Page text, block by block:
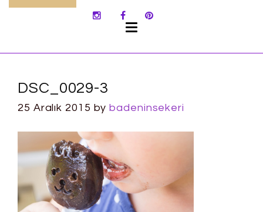
DSC_0029-3
25 Aralık 2015 bybadeninsekeri